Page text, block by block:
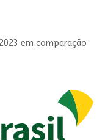
em comparação